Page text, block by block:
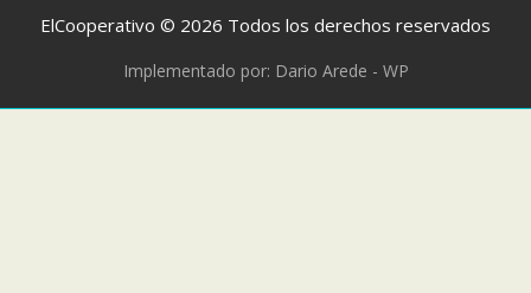
ElCooperativo © 2026 Todos los derechos reservados